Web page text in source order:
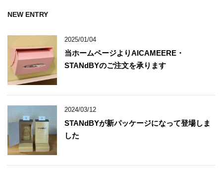
NEW ENTRY
2025/01/04
当ホームページよりAICAMEERE・
STANdBYのご注文を承ります
2024/03/12
STANdBYが新パッケージになって登場しま
した